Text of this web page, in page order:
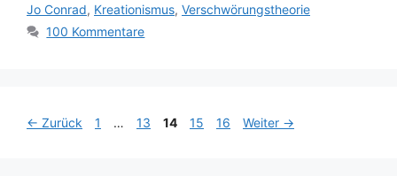
Jo Conrad, Kreationismus, Verschwörungstheorie
100 Kommentare
← Zurück Seite
1 … Seite
13 Seite
14 Seite
15 Seite
16 Weiter →